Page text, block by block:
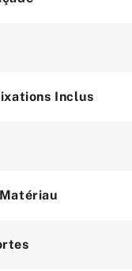
Inclus